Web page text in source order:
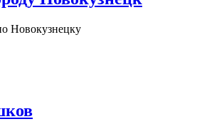
Новокузнецку